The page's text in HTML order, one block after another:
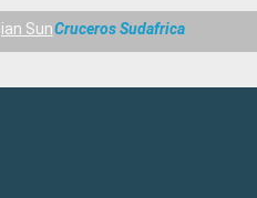
SunCruceros Sudafrica